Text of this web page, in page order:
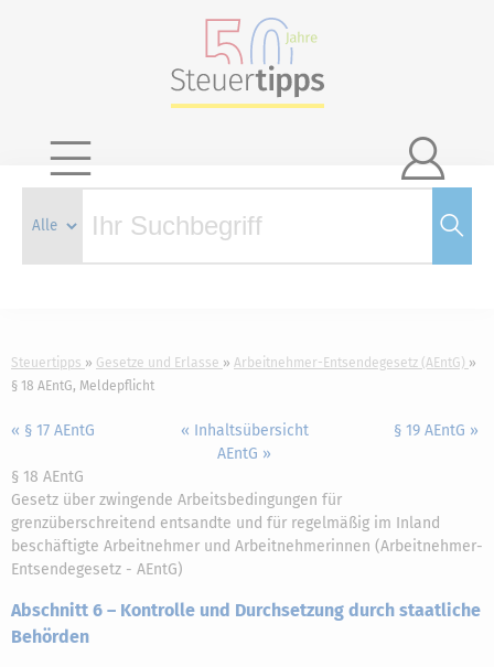

Steuertipps Gesetze und Erlasse
Arbeitnehmer-Entsendegesetz (AEntG)
§ 18 AEntG, Meldepflicht
« § 17 AEntG
« Inhaltsübersicht
AEntG »
§ 19 AEntG »
§ 18 AEntG
Gesetz über zwingende Arbeitsbedingungen für
grenzüberschreitend entsandte und für regelmäßig im Inland
beschäftigte Arbeitnehmer und Arbeitnehmerinnen (Arbeitnehmer-
Entsendegesetz - AEntG)
Abschnitt 6 – Kontrolle und Durchsetzung durch staatliche
Behörden